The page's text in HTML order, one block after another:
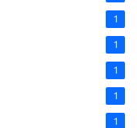
1
1
1
1
1